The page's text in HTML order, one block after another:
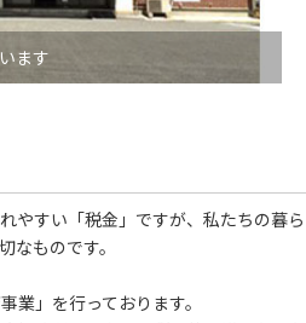
ます
やすい「税金」ですが、私たちの暮
なものです。
業」を行っております。